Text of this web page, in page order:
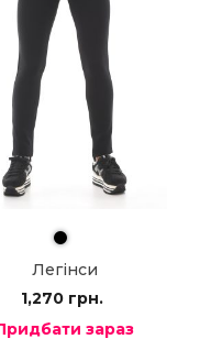
Легінси
1,270 грн.
зараз